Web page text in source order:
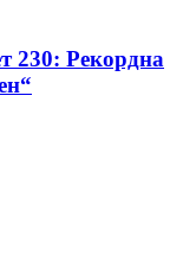
230: Рекордна